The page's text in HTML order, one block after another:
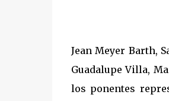
Jean Meyer Barth,
Guadalupe Villa,
los ponentes